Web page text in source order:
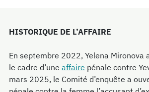
HISTORIQUE DE L’AFFAIRE
En septembre 2022, Yelena Mironova
le cadre d’une affaire pénale contre
mars 2025, le Comité d’enquête a